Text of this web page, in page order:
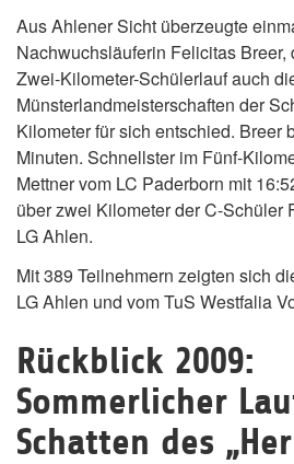
Aus Ahlener Sicht überzeugte
Nachwuchsläuferin Felicitas
Zwei-Kilometer-Schülerlauf auch
Münsterlandmeisterschaften der
Kilometer für sich entschied. Breer
Minuten. Schnellster im Fünf-
Mettner vom LC Paderborn mit
über zwei Kilometer der C-Schüler
LG Ahlen.
Mit 389 Teilnehmern zeigten sich
LG Ahlen und vom TuS Westfalia
Rückblick 2009:
Sommerlicher
Schatten des